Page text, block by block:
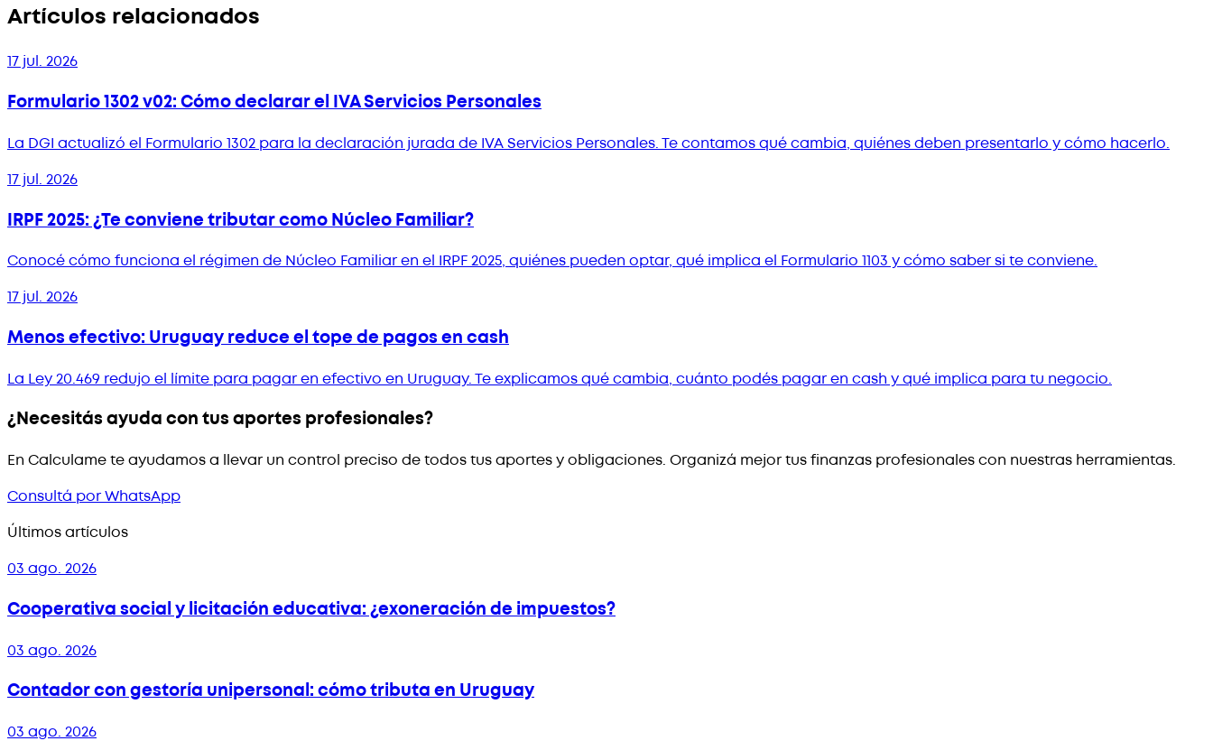
Artículos relacionados
17 jul. 2026
Formulario 1302 v02: Cómo declarar el IVA Servicios Personales
La DGI actualizó el Formulario 1302 para la declaración jurada de IVA Servicios Personales. Te contamos qué cambia, quiénes deben presentarlo y cómo hacerlo.
17 jul. 2026
IRPF 2025: ¿Te conviene tributar como Núcleo Familiar?
Conocé cómo funciona el régimen de Núcleo Familiar en el IRPF 2025, quiénes pueden optar, qué implica el Formulario 1103 y cómo saber si te conviene.
17 jul. 2026
Menos efectivo: Uruguay reduce el tope de pagos en cash
La Ley 20.469 redujo el límite para pagar en efectivo en Uruguay. Te explicamos qué cambia, cuánto podés pagar en cash y qué implica para tu negocio.
¿Necesitás ayuda con tus aportes profesionales?
En Calculame te ayudamos a llevar un control preciso de todos tus aportes y obligaciones. Organizá mejor tus finanzas profesionales con nuestras herramientas.
Consultá por WhatsApp
Últimos artículos
03 ago. 2026
Cooperativa social y licitación educativa: ¿exoneración de impuestos?
03 ago. 2026
Contador con gestoría unipersonal: cómo tributa en Uruguay
03 ago. 2026